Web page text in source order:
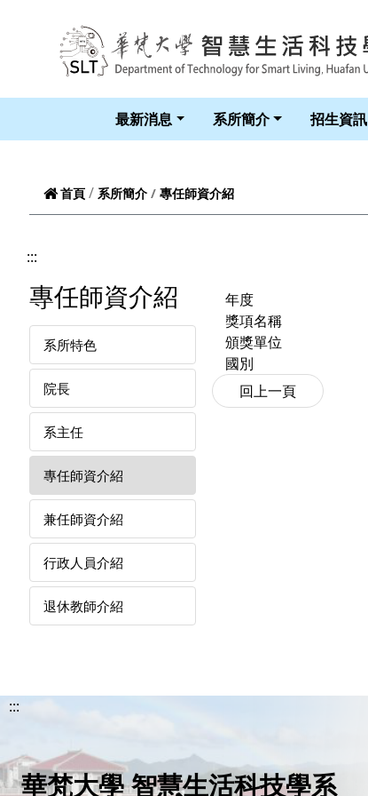
最新消息 系所簡介 招生資訊
首頁 系所簡介 專任師資介紹
:::
專任師資介紹
系所特色
院長
系主任
專任師資介紹
兼任師資介紹
行政人員介紹
退休教師介紹
年度
獎項名稱
頒獎單位
國別
:::
華梵大學 智慧生活科技學系